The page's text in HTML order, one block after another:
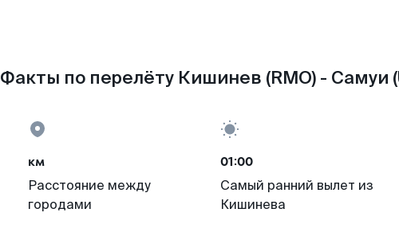
Факты по перелёту Кишинев (RMO) - Самуи
км
Расстояние между
городами
01:00
Самый ранний вылет из
Кишинева